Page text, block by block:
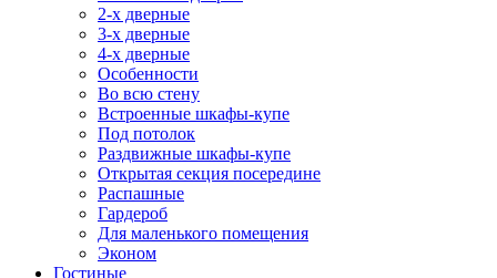
2-х дверные
3-х дверные
4-х дверные
Особенности
Во всю стену
Встроенные шкафы-купе
Под потолок
Раздвижные шкафы-купе
Открытая секция посередине
Распашные
Гардероб
Для маленького помещения
Эконом
Гостиные